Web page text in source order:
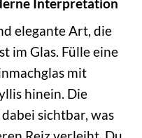
elegante Art, die
im Glas. Fülle eine
mit
hinein. Die
sichtbar, was